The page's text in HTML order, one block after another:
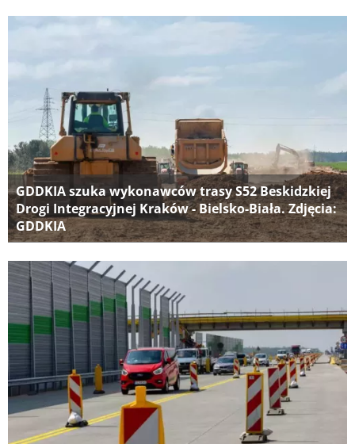
GDDKIA szuka wykonawców trasy S52 Beskidzkiej
Drogi Integracyjnej Kraków - Bielsko-Biała. Zdjęcia:
GDDKIA